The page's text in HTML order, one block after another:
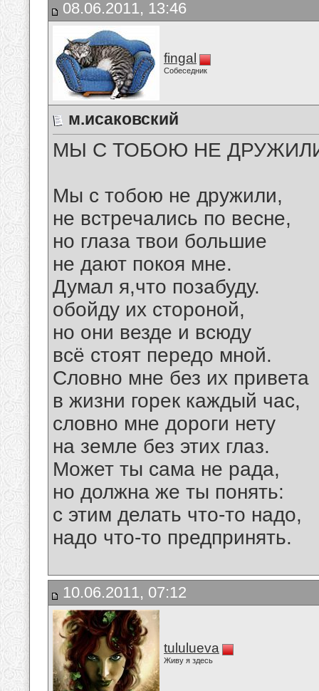
08.06.2011, 13:46
fingal
Собеседник
м.исаковский
МЫ С ТОБОЮ НЕ
Мы с тобою не дружили,
не встречались по весне,
но глаза твои большие
не дают покоя мне.
Думал я,что позабуду.
обойду их стороной,
но они везде и всюду
всё стоят передо мной.
Словно мне без их привета
в жизни горек каждый час,
словно мне дороги нету
на земле без этих глаз.
Может ты сама не рада,
но должна же ты понять:
с этим делать что-то надо,
надо что-то предпринять.
10.06.2011, 07:12
tululueva
Живу я здесь